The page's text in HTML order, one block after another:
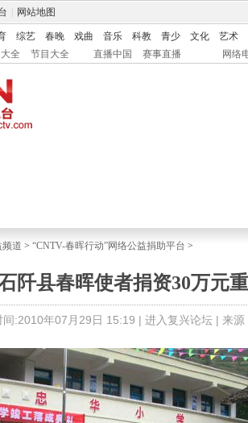
网站地图
综艺 春晚 戏曲 音乐 科教 青少 文化
艺术
全 节目大全 直播中国 赛事直播 网络
频道 > “CNTV-春晖行动”网络公益捐助平台 >
阡县春晖使者捐资30万元
间:2010年07月29日 15:19 | 进入复兴论坛| 来源